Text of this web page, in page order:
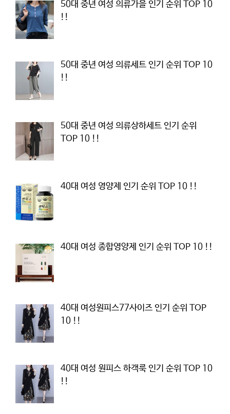
50대 중년 여성 의류가을 인기 순위 TOP 10
!!
50대 중년 여성 의류세트 인기 순위 TOP 10
!!
50대 중년 여성 의류상하세트 인기 순위
TOP 10 !!
40대 여성 영양제 인기 순위 TOP 10 !!
40대 여성 종합영양제 인기 순위 TOP 10 !!
40대 여성원피스77사이즈 인기 순위 TOP
10 !!
40대 여성 원피스 하객룩 인기 순위 TOP 10
!!